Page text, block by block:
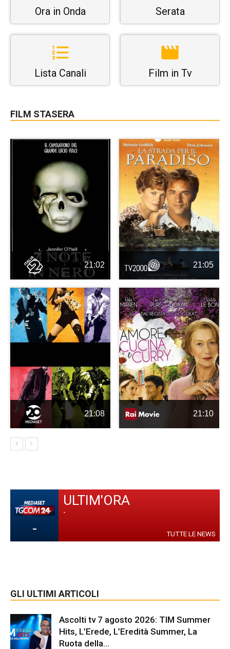
Ora in Onda Serata
Lista Canali Film in Tv
FILM STASERA
21:02 21:05
21:08 21:10
-
ULTIM'ORA
-
TUTTE LE NEWS
GLI ULTIMI ARTICOLI
Ascolti tv 7 agosto 2026: TIM Summer
Hits, L’Erede, L’Eredità Summer, La
Ruota della...